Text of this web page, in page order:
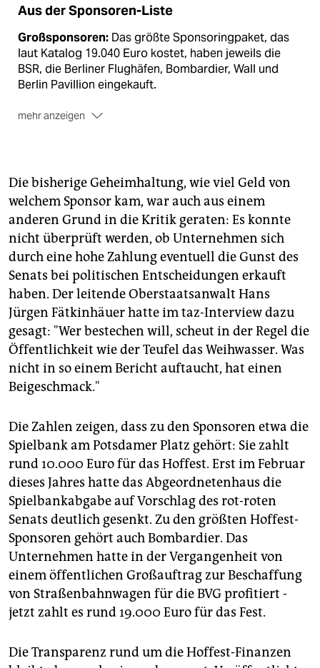
Aus der Sponsoren-Liste
Großsponsoren: Das größte Sponsoringpaket, das
laut Katalog 19.040 Euro kostet, haben jeweils die
BSR, die Berliner Flughäfen, Bombardier, Wall und
Berlin Pavillion eingekauft.
mehr anzeigen
Berlin-Brandenburg, die Telekom, die AOK, die BVG,
die Berliner Bank, die Volksbank, die Gasag, die
Investitionsbank Berlin, die Pharmakonzerne Pfizer
und Sanofi Aventis, die Deutsche Klassenlotterie
Berlin, die Wohnungsbaugesellschaften Stadt und
Land sowie Degewo. Tatsächlich zahlten einige der
Sponsoren mehr oder weniger Geld als den
Listenpreis - welche, möchte Berlin Partner nicht
sagen.HEI
Die bisherige Geheimhaltung, wie viel Geld von
welchem Sponsor kam, war auch aus einem
anderen Grund in die Kritik geraten: Es konnte
nicht überprüft werden, ob Unternehmen sich
durch eine hohe Zahlung eventuell die Gunst des
Senats bei politischen Entscheidungen erkauft
haben. Der leitende Oberstaatsanwalt Hans
Jürgen Fätkinhäuer hatte im taz-Interview dazu
gesagt: "Wer bestechen will, scheut in der Regel die
Öffentlichkeit wie der Teufel das Weihwasser. Was
nicht in so einem Bericht auftaucht, hat einen
Beigeschmack."
Die Zahlen zeigen, dass zu den Sponsoren etwa die
Spielbank am Potsdamer Platz gehört: Sie zahlt
rund 10.000 Euro für das Hoffest. Erst im Februar
dieses Jahres hatte das Abgeordnetenhaus die
Spielbankabgabe auf Vorschlag des rot-roten
Senats deutlich gesenkt. Zu den größten Hoffest-
Sponsoren gehört auch Bombardier. Das
Unternehmen hatte in der Vergangenheit von
einem öffentlichen Großauftrag zur Beschaffung
von Straßenbahnwagen für die BVG profitiert -
jetzt zahlt es rund 19.000 Euro für das Fest.
Die Transparenz rund um die Hoffest-Finanzen